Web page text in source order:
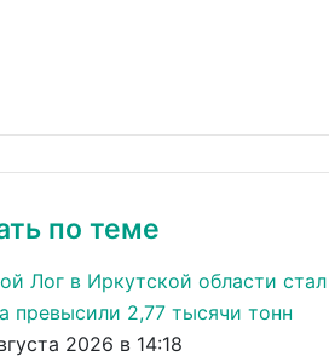
по теме
2026 в 14:18